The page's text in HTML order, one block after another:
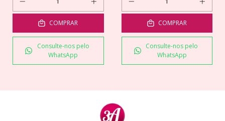
COMPRAR
Consulte-nos pelo
WhatsApp
COMPRAR
Consulte-nos pelo
WhatsApp